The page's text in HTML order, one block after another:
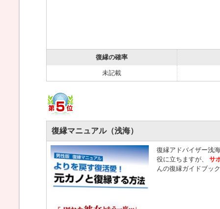
復縁の確率
未記載
復縁マニュアル（浅海）
復縁アドバイザー浅
役に立ちますが、
サ
んの復縁ガイドブッ